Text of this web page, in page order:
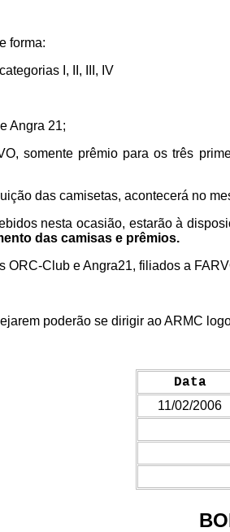
forma:
I, II, III, IV
Angra 21;
somente prêmio para os três
das camisetas, acontecerá no
nesta ocasião, estarão à
das camisas e prêmios.
ORC-Club e Angra21, filiados a
poderão se dirigir ao ARMC
Data
11/02/2006